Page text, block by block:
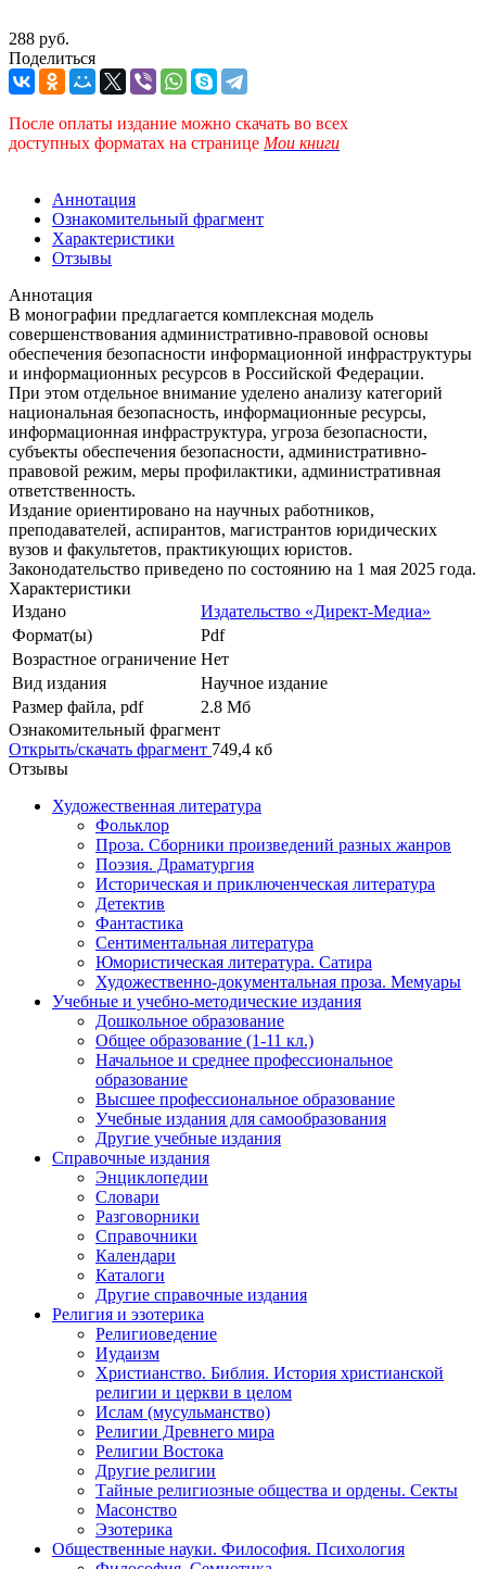
288 руб.
Поделиться
После оплаты издание можно скачать во всех
доступных форматах на странице Мои книги
Аннотация
Ознакомительный фрагмент
Характеристики
Отзывы
Аннотация
В монографии предлагается комплексная модель
совершенствования административно-правовой основы
обеспечения безопасности информационной инфраструктуры
и информационных ресурсов в Российской Федерации.
При этом отдельное внимание уделено анализу категорий
национальная безопасность, информационные ресурсы,
информационная инфраструктура, угроза безопасности,
субъекты обеспечения безопасности, административно-
правовой режим, меры профилактики, административная
ответственность.
Издание ориентировано на научных работников,
преподавателей, аспирантов, магистрантов юридических
вузов и факультетов, практикующих юристов.
Законодательство приведено по состоянию на 1 мая 2025 года.
Характеристики
Издано
Издательство «Директ-Медиа»
Формат(ы)
Pdf
Возрастное ограничение Нет
Вид издания
Научное издание
Размер файла, pdf
2.8 Mб
Ознакомительный фрагмент
Открыть/скачать фрагмент 749,4 кб
Отзывы
Художественная литература
Фольклор
Проза. Сборники произведений разных жанров
Поэзия. Драматургия
Историческая и приключенческая литература
Детектив
Фантастика
Сентиментальная литература
Юмористическая литература. Сатира
Художественно-документальная проза. Мемуары
Учебные и учебно-методические издания
Дошкольное образование
Общее образование (1-11 кл.)
Начальное и среднее профессиональное
образование
Высшее профессиональное образование
Учебные издания для самообразования
Другие учебные издания
Справочные издания
Энциклопедии
Словари
Разговорники
Справочники
Календари
Каталоги
Другие справочные издания
Религия и эзотерика
Религиоведение
Иудаизм
Христианство. Библия. История христианской
религии и церкви в целом
Ислам (мусульманство)
Религии Древнего мира
Религии Востока
Другие религии
Тайные религиозные общества и ордены. Секты
Масонство
Эзотерика
Общественные науки. Философия. Психология